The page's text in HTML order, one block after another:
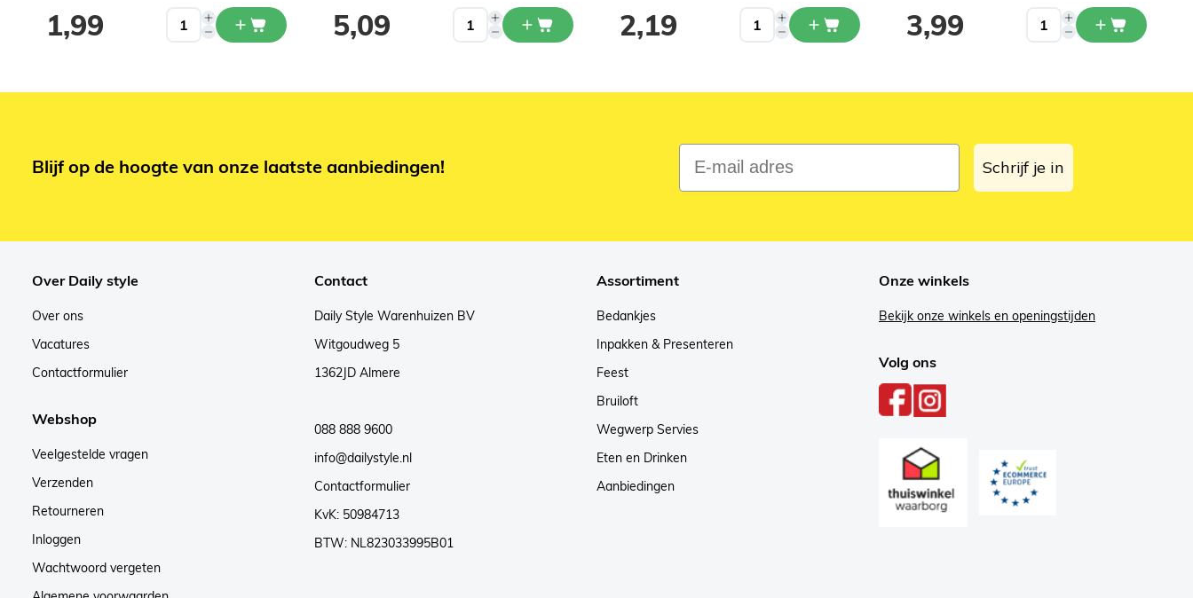
1,99 5,09 2,19 3,99
Blijf op de hoogte van onze laatste aanbiedingen!
E-mail adres
Schrijf je in
Over Daily style
Over ons
Vacatures
Contactformulier
Webshop
Veelgestelde vragen
Verzenden
Retourneren
Inloggen
Wachtwoord vergeten
Contact
Daily Style Warenhuizen BV
Witgoudweg 5
1362JD Almere
088 888 9600
info@dailystyle.nl
Contactformulier
KvK: 50984713
BTW: NL823033995B01
Assortiment
Bedankjes
Inpakken & Presenteren
Feest
Bruiloft
Wegwerp Servies
Eten en Drinken
Aanbiedingen
Onze winkels
Bekijk onze winkels en openingstijden
Volg ons